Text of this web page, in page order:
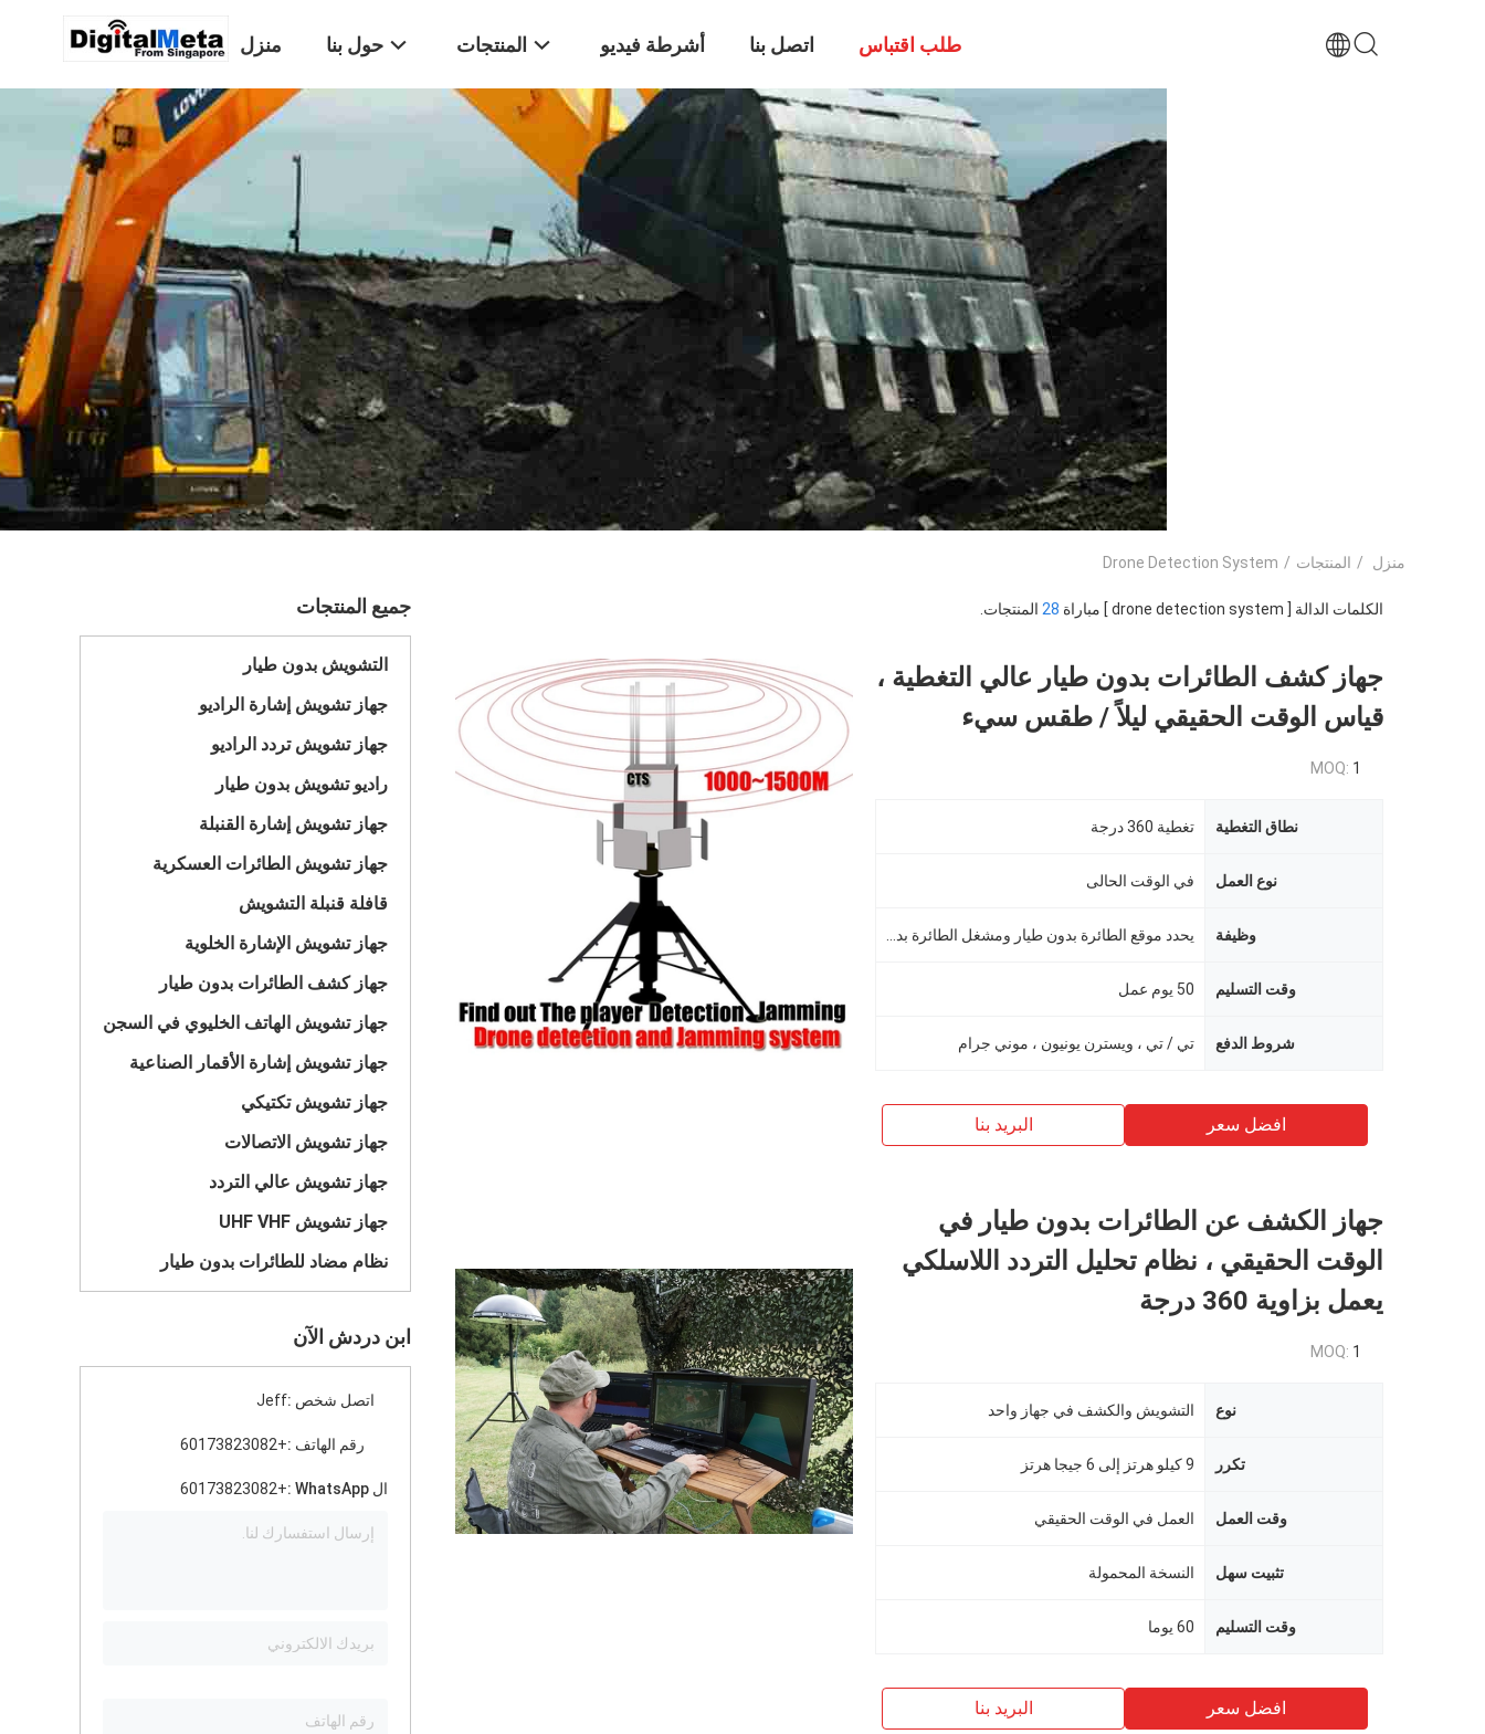
منزل حول بنا المنتجات أشرطة فيديو اتصل بنا طلب اقتباس
منزل / المنتجات /
Drone Detection System
جميع المنتجات
التشويش بدون طيار
جهاز تشويش إشارة الراديو
جهاز تشويش تردد الراديو
راديو تشويش بدون طيار
جهاز تشويش إشارة القنبلة
جهاز تشويش الطائرات العسكرية
قافلة قنبلة التشويش
جهاز تشويش الإشارة الخلوية
جهاز كشف الطائرات بدون طيار
جهاز تشويش الهاتف الخليوي في السجن
جهاز تشويش إشارة الأقمار الصناعية
جهاز تشويش تكتيكي
جهاز تشويش الاتصالات
جهاز تشويش عالي التردد
جهاز تشويش UHF VHF
نظام مضاد للطائرات بدون طيار
ابن دردش الآن
اتصل شخص :Jeff
رقم الهاتف :+60173823082
ال WhatsApp : +60173823082
الكلمات الدالة [ drone detection system ] مباراة 28 المنتجات.
جهاز كشف الطائرات بدون طيار عالي التغطية ،
قياس الوقت الحقيقي ليلاً / طقس سيء
MOQ: 1
نطاق التغطية تغطية 360 درجة
نوع العمل في الوقت الحالى
وظيفة
وقت التسليم 50 يوم عمل
شروط الدفع تي / تي ، ويسترن يونيون ، موني جرام
افضل سعر البريد بنا
جهاز الكشف عن الطائرات بدون طيار في
الوقت الحقيقي ، نظام تحليل التردد اللاسلكي
يعمل بزاوية 360 درجة
MOQ: 1
نوع التشويش والكشف في جهاز واحد
تكرر 9 كيلو هرتز إلى 6 جيجا هرتز
وقت العمل العمل في الوقت الحقيقي
تثبيت سهل النسخة المحمولة
وقت التسليم 60 يوما
افضل سعر البريد بنا